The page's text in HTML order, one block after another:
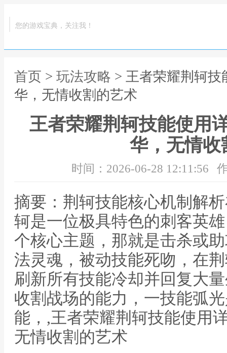
您的游戏宝典，关注我！
首页 > 玩法攻略 > 王者荣耀荆轲
华，无情收割的艺术
王者荣耀荆轲技能使用
华，无情收
时间：2026-06-28 12:11:56
摘要：荆轲技能核心机制解
轲是一位极具特色的刺客英
个核心主题，那就是击杀或
法灵魂，被动技能死吻，在
刷新所有技能冷却并回复大
收割战场的能力，一技能弧
能，,王者荣耀荆轲技能使用
无情收割的艺术